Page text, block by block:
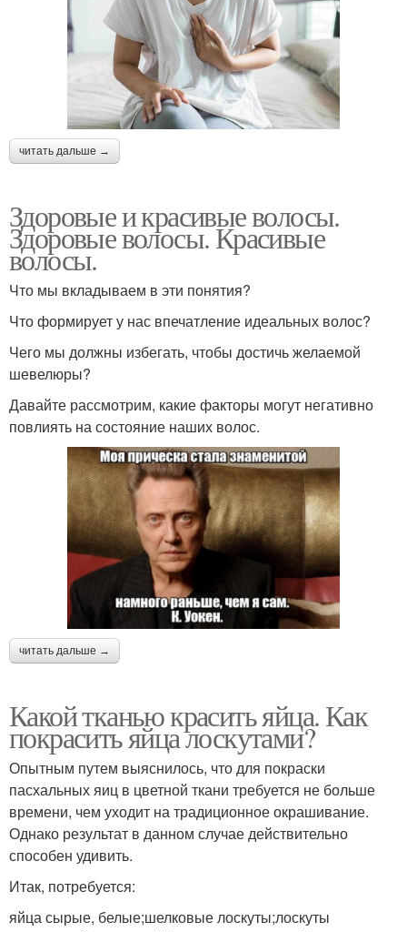
читать дальше →
Здоровые и красивые волосы.
Здоровые волосы. Красивые
волосы.
Что мы вкладываем в эти понятия?
Что формирует у нас впечатление идеальных волос?
Чего мы должны избегать, чтобы достичь желаемой
шевелюры?
Давайте рассмотрим, какие факторы могут негативно
повлиять на состояние наших волос.
читать дальше →
Какой тканью красить яйца. Как
покрасить яйца лоскутами?
Опытным путем выяснилось, что для покраски
пасхальных яиц в цветной ткани требуется не больше
времени, чем уходит на традиционное окрашивание.
Однако результат в данном случае действительно
способен удивить.
Итак, потребуется:
яйца сырые, белые;шелковые лоскуты;лоскуты